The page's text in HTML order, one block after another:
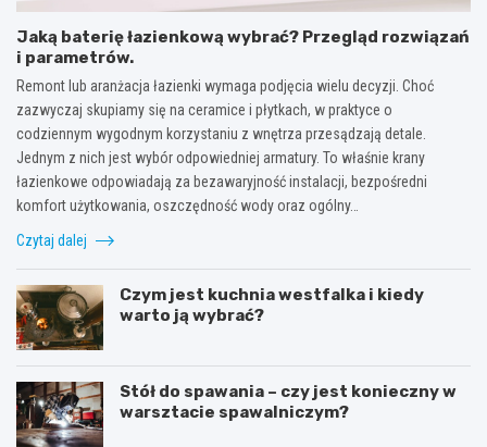
Jaką baterię łazienkową wybrać? Przegląd rozwiązań
i parametrów.
Remont lub aranżacja łazienki wymaga podjęcia wielu decyzji. Choć
zazwyczaj skupiamy się na ceramice i płytkach, w praktyce o
codziennym wygodnym korzystaniu z wnętrza przesądzają detale.
Jednym z nich jest wybór odpowiedniej armatury. To właśnie krany
łazienkowe odpowiadają za bezawaryjność instalacji, bezpośredni
komfort użytkowania, oszczędność wody oraz ogólny…
Czytaj dalej
Czym jest kuchnia westfalka i kiedy
warto ją wybrać?
Stół do spawania – czy jest konieczny w
warsztacie spawalniczym?